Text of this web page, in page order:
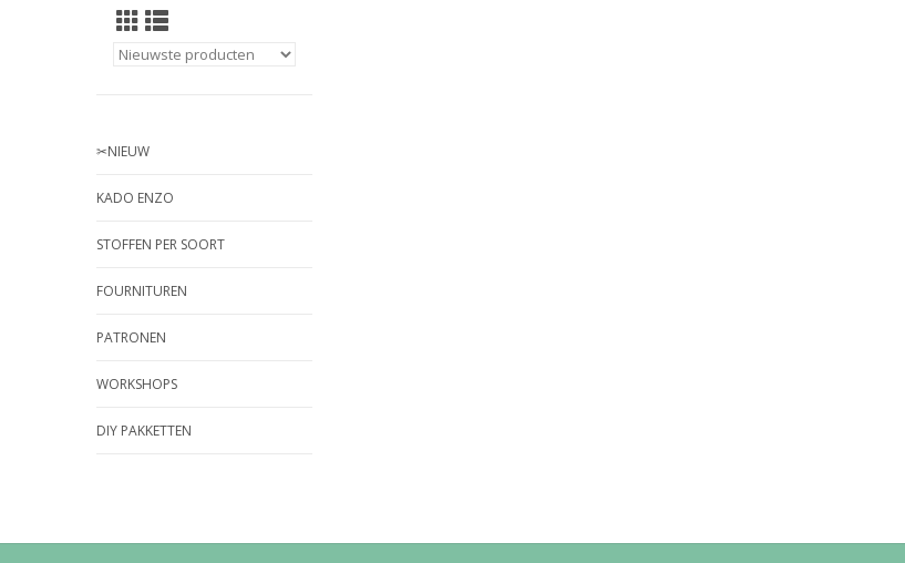
✂︎NIEUW
KADO ENZO
STOFFEN PER SOORT
FOURNITUREN
PATRONEN
WORKSHOPS
DIY PAKKETTEN